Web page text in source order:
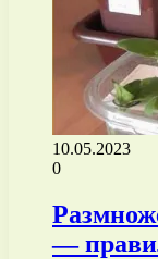
10.05.2023
0
—